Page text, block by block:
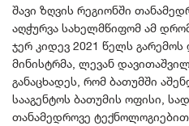
შავი ზღვის რეგიონში
აღჭურვა სახელმწიფომ ამ
ჯერ კიდევ 2021 წელს
მინისტრმა, ლევან
განაცხადეს, რომ ბათუმში
სააგენტოს ბათუმის ოფისი,
თანამედროვე